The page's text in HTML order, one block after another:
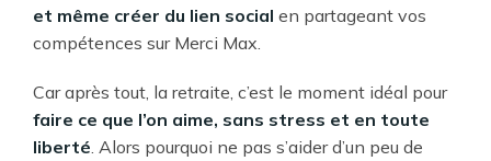
et même créer du lien social en partageant vos
compétences sur Merci Max.
Car après tout, la retraite, c’est le moment idéal pour
faire ce que l’on aime, sans stress et en toute
liberté . Alors pourquoi ne pas s’aider d’un peu de